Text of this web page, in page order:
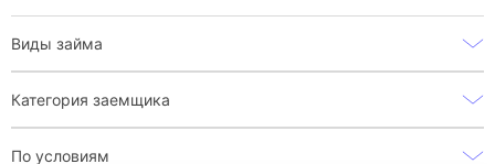
Виды займа
Категория заемщика
По условиям